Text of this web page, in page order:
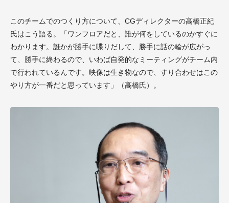
このチームでのつくり方について、CGディレクターの高橋正紀
氏はこう語る。「ワンフロアだと、誰が何をしているのかすぐに
わかります。誰かが勝手に喋りだして、勝手に話の輪が広がっ
て、勝手に終わるので、いわば自発的なミーティングがチーム内
で行われているんです。映像は生き物なので、すり合わせはこの
やり方が一番だと思っています」（高橋氏）。